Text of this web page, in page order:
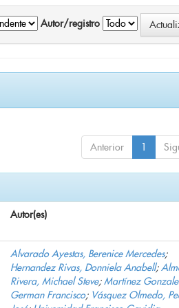
Autor/registro
Anterior 1
Autor(es)
Alvarado Ayestas, Berenice Mercedes;
Hernandez Rivas, Donniela Anabell;
Rivera, Michael Steve;Martínez
German Francisco; Vásquez Olmedo,